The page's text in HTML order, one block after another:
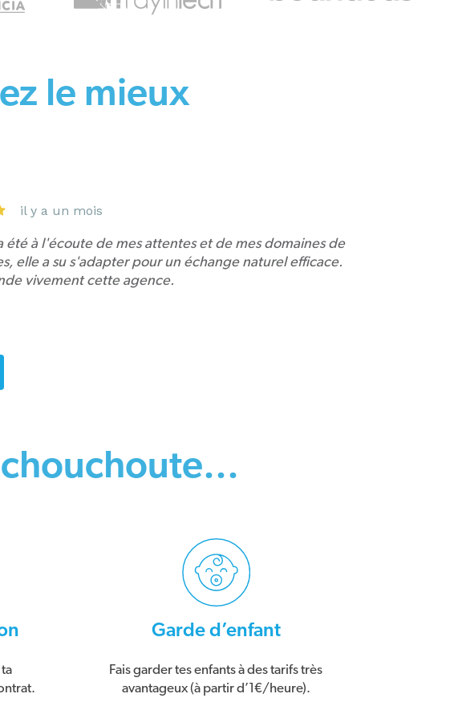
le mieux
il y a un mois
été à l'écoute de mes attentes et de mes domaines de
elle a su s'adapter pour un échange naturel efficace.
vivement cette agence.
chouchoute...
Garde d’enfant
Fais garder tes enfants à des tarifs très
avantageux (à partir d’1€/heure).